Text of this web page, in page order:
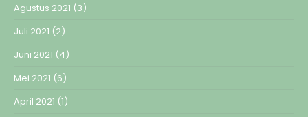
Agustus 2021 (3)
Juli 2021 (2)
Juni 2021 (4)
Mei 2021 (6)
April 2021 (1)